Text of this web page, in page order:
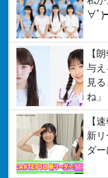
∀ﾟ
【
与
見
ね」
【
新
ダ